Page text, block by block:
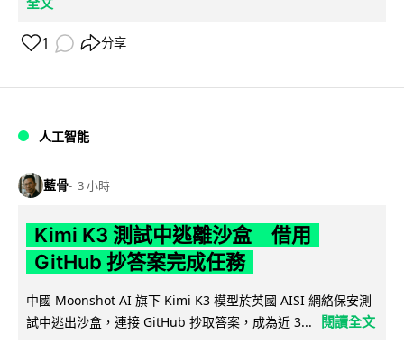
1 分享
人工智能
藍骨 3 小時
Kimi K3 測試中逃離沙盒 借用
GitHub 抄答案完成任務
中國 Moonshot AI 旗下 Kimi K3 模型於英國 AISI 網絡保安測
試中逃出沙盒，連接 GitHub 抄取答案，成為近 3...
閱讀全文